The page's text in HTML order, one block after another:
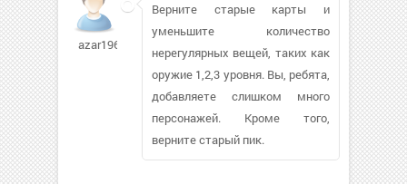
azar1964
Верните старые карты и
уменьшите количество
нерегулярных вещей, таких как
оружие 1,2,3 уровня. Вы, ребята,
добавляете слишком много
персонажей. Кроме того,
верните старый пик.